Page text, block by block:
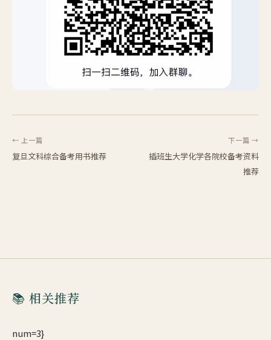
← 上一篇
复旦文科综合备考用书推荐
下一篇 →
插班生大学化学各院校备考资料
推荐
📚 相关推荐
num=3}